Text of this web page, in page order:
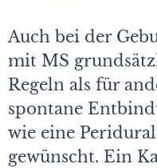
Auch bei der
mit MS
Regeln als für
spontane
wie eine
gewünscht. Ein